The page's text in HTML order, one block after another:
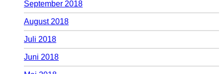
September 2018
August 2018
Juli 2018
Juni 2018